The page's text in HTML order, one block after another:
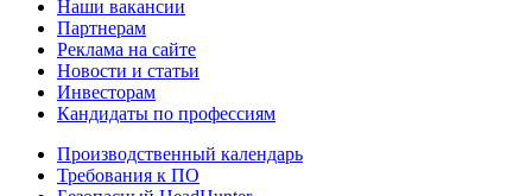
Наши вакансии
Партнерам
Реклама на сайте
Новости и статьи
Инвесторам
Кандидаты по профессиям
Производственный календарь
Требования к ПО